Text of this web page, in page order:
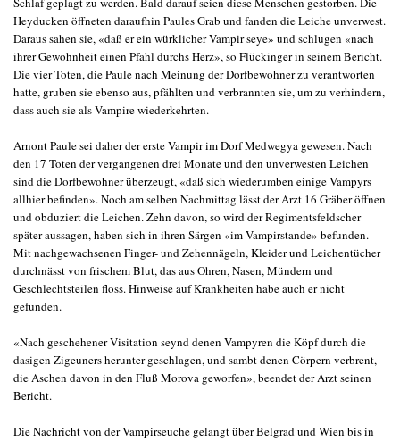
Heyducken öffneten daraufhin Paules Grab und fanden die Leiche unverwest.
Daraus sahen sie, «daß er ein würklicher Vampir seye» und schlugen «nach
ihrer Gewohnheit einen Pfahl durchs Herz», so Flückinger in seinem Bericht.
Die vier Toten, die Paule nach Meinung der Dorfbewohner zu verantworten
hatte, gruben sie ebenso aus, pfählten und verbrannten sie, um zu verhindern,
dass auch sie als Vampire wiederkehrten.
Arnont Paule sei daher der erste Vampir im Dorf Medwegya gewesen. Nach
den 17 Toten der vergangenen drei Monate und den unverwesten Leichen
sind die Dorfbewohner überzeugt, «daß sich wiederumben einige Vampyrs
allhier befinden». Noch am selben Nachmittag lässt der Arzt 16 Gräber öffnen
und obduziert die Leichen. Zehn davon, so wird der Regimentsfeldscher
später aussagen, haben sich in ihren Särgen «im Vampirstande» befunden.
Mit nachgewachsenen Finger- und Zehennägeln, Kleider und Leichentücher
durchnässt von frischem Blut, das aus Ohren, Nasen, Mündern und
Geschlechtsteilen floss. Hinweise auf Krankheiten habe auch er nicht
gefunden.
«Nach geschehener Visitation seynd denen Vampyren die Köpf durch die
dasigen Zigeuners herunter geschlagen, und sambt denen Cörpern verbrent,
die Aschen davon in den Fluß Morova geworfen», beendet der Arzt seinen
Bericht.
Die Nachricht von der Vampirseuche gelangt über Belgrad und Wien bis in